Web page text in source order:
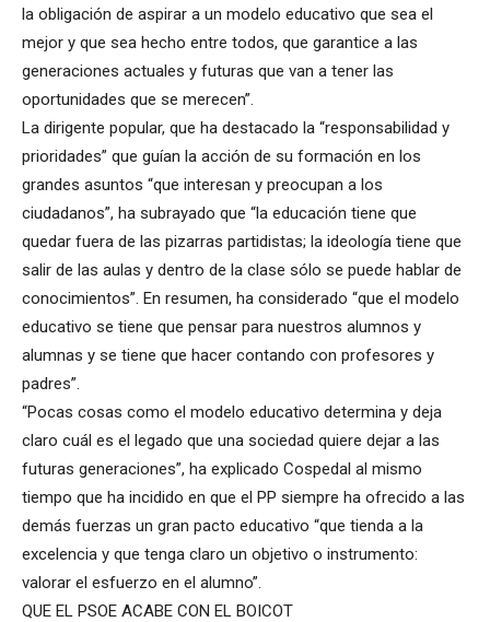
la obligación de aspirar a un modelo educativo que sea el
mejor y que sea hecho entre todos, que garantice a las
generaciones actuales y futuras que van a tener las
oportunidades que se merecen”.
La dirigente popular, que ha destacado la “responsabilidad y
prioridades” que guían la acción de su formación en los
grandes asuntos “que interesan y preocupan a los
ciudadanos”, ha subrayado que “la educación tiene que
quedar fuera de las pizarras partidistas; la ideología tiene que
salir de las aulas y dentro de la clase sólo se puede hablar de
conocimientos”. En resumen, ha considerado “que el modelo
educativo se tiene que pensar para nuestros alumnos y
alumnas y se tiene que hacer contando con profesores y
padres”.
“Pocas cosas como el modelo educativo determina y deja
claro cuál es el legado que una sociedad quiere dejar a las
futuras generaciones”, ha explicado Cospedal al mismo
tiempo que ha incidido en que el PP siempre ha ofrecido a las
demás fuerzas un gran pacto educativo “que tienda a la
excelencia y que tenga claro un objetivo o instrumento:
valorar el esfuerzo en el alumno”.
QUE EL PSOE ACABE CON EL BOICOT